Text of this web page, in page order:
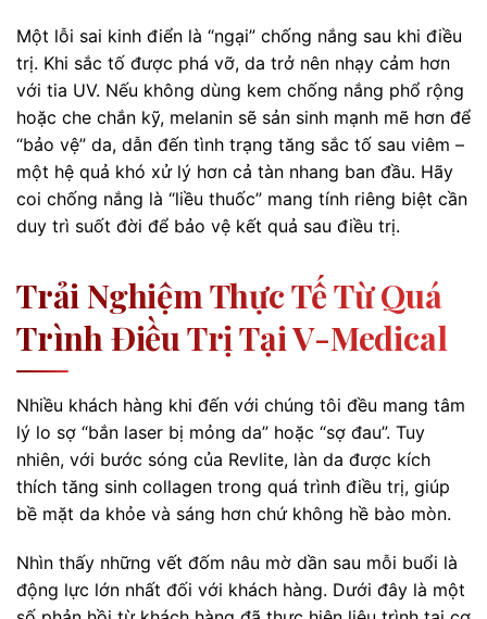
Một lỗi sai kinh điển là “ngại” chống nắng sau khi điều
trị. Khi sắc tố được phá vỡ, da trở nên nhạy cảm hơn
với tia UV. Nếu không dùng kem chống nắng phổ rộng
hoặc che chắn kỹ, melanin sẽ sản sinh mạnh mẽ hơn để
“bảo vệ” da, dẫn đến tình trạng tăng sắc tố sau viêm –
một hệ quả khó xử lý hơn cả tàn nhang ban đầu. Hãy
coi chống nắng là “liều thuốc” mang tính riêng biệt cần
duy trì suốt đời để bảo vệ kết quả sau điều trị.
Trải Nghiệm Thực Tế Từ Quá
Trình Điều Trị Tại V-Medical
Nhiều khách hàng khi đến với chúng tôi đều mang tâm
lý lo sợ “bắn laser bị mỏng da” hoặc “sợ đau”. Tuy
nhiên, với bước sóng của Revlite, làn da được kích
thích tăng sinh collagen trong quá trình điều trị, giúp
bề mặt da khỏe và sáng hơn chứ không hề bào mòn.
Nhìn thấy những vết đốm nâu mờ dần sau mỗi buổi là
động lực lớn nhất đối với khách hàng. Dưới đây là một